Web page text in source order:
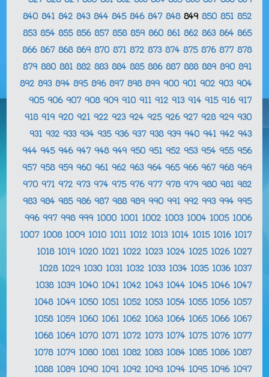
840 841 842 843 844 845 846 847 848 849 850 851 852
853 854 855 856 857 858 859 860 861 862 863 864 865
866 867 868 869 870 871 872 873 874 875 876 877 878
879 880 881 882 883 884 885 886 887 888 889 890 891
892 893 894 895 896 897 898 899 900 901 902 903 904
905 906 907 908 909 910 911 912 913 914 915 916 917
918 919 920 921 922 923 924 925 926 927 928 929 930
931 932 933 934 935 936 937 938 939 940 941 942 943
944 945 946 947 948 949 950 951 952 953 954 955 956
957 958 959 960 961 962 963 964 965 966 967 968 969
970 971 972 973 974 975 976 977 978 979 980 981 982
983 984 985 986 987 988 989 990 991 992 993 994 995
996 997 998 999 1000 1001 1002 1003 1004 1005 1006
1007 1008 1009 1010 1011 1012 1013 1014 1015 1016 1017
1018 1019 1020 1021 1022 1023 1024 1025 1026 1027
1028 1029 1030 1031 1032 1033 1034 1035 1036 1037
1038 1039 1040 1041 1042 1043 1044 1045 1046 1047
1048 1049 1050 1051 1052 1053 1054 1055 1056 1057
1058 1059 1060 1061 1062 1063 1064 1065 1066 1067
1068 1069 1070 1071 1072 1073 1074 1075 1076 1077
1078 1079 1080 1081 1082 1083 1084 1085 1086 1087
1088 1089 1090 1091 1092 1093 1094 1095 1096 1097